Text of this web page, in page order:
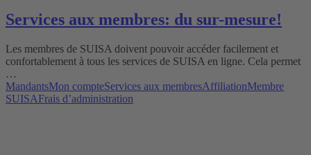
Services aux membres: du sur-mesure!
Les membres de SUISA doivent pouvoir accéder facilement et
confortablement à tous les services de SUISA en ligne. Cela permet
…
MandantsMon compteServices aux membresAffiliationMembre
SUISAFrais d’administration